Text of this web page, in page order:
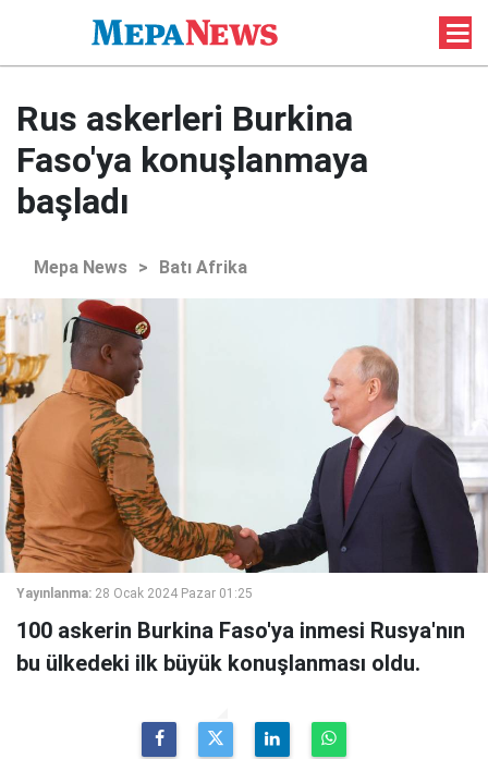
Rus askerleri Burkina
Faso'ya konuşlanmaya
başladı
Mepa News > Batı Afrika
Yayınlanma: 28 Ocak 2024 Pazar 01:25
100 askerin Burkina Faso'ya inmesi Rusya'nın
bu ülkedeki ilk büyük konuşlanması oldu.